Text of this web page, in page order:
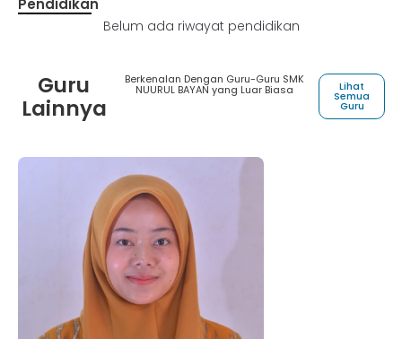
Pendidikan
Belum ada riwayat pendidikan
Guru
Lainnya
Berkenalan Dengan Guru-Guru SMK
NUURUL BAYAN yang Luar Biasa Lihat
Semua
Guru